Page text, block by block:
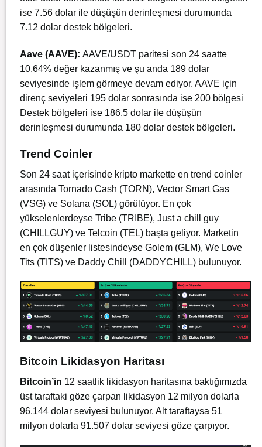
ise 7.56 dolar ile düşüşün derinleşmesi durumunda
7.12 dolar destek bölgeleri.
Aave (AAVE): AAVE/USDT paritesi son 24 saatte
10.64% değer kazanmış ve şu anda 189 dolar
seviyesinde işlem görmeye devam ediyor. AAVE için
direnç seviyeleri 195 dolar sonrasında ise 200 bölgesi
Destek bölgeleri ise 186.5 dolar ile düşüşün
derinleşmesi durumunda 180 dolar destek bölgeleri.
Trend Coinler
Son 24 saat içerisinde kripto markette en trend coinler
arasında Tornado Cash (TORN), Vector Smart Gas
(VSG) ve Solana (SOL) görülüyor. En çok
yükselenlerdeyse Tribe (TRIBE), Just a chill guy
(CHILLGUY) ve Telcoin (TEL) başta geliyor. Marketin
en çok düşenler listesindeyse Golem (GLM), We Love
Tits (TITS) ve Daddy Chill (DADDYCHILL) bulunuyor.
Bitcoin Likidasyon Haritası
Bitcoin’in 12 saatlik likidasyon haritasına baktığımızda
üst taraftaki göze çarpan likidasyon 12 milyon dolarla
96.144 dolar seviyesi bulunuyor. Alt taraftaysa 51
milyon dolarla 91.507 dolar seviyesi göze çarpıyor.